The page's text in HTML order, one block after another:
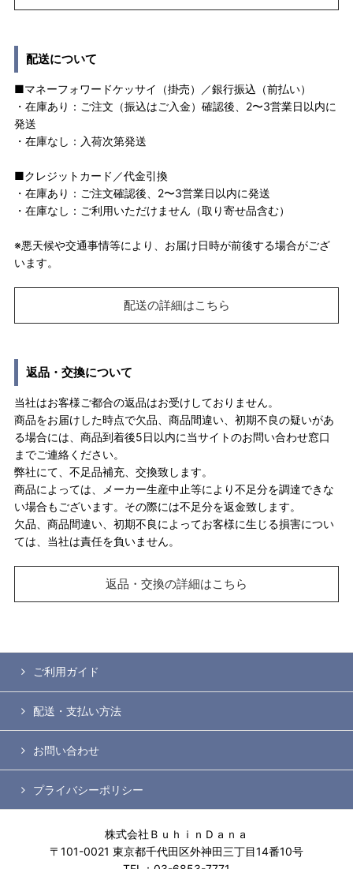
配送について
■マネーフォワードケッサイ（掛売）／銀行振込（前払い）
・在庫あり：ご注文（振込はご入金）確認後、2〜3営業日以内に
発送
・在庫なし：入荷次第発送
■クレジットカード／代金引換
・在庫あり：ご注文確認後、2〜3営業日以内に発送
・在庫なし：ご利用いただけません（取り寄せ品含む）
※悪天候や交通事情等により、お届け日時が前後する場合がござ
います。
配送の詳細はこちら
返品・交換について
当社はお客様ご都合の返品はお受けしておりません。
商品をお届けした時点で欠品、商品間違い、初期不良の疑いがあ
る場合には、商品到着後5日以内に当サイトのお問い合わせ窓口
までご連絡ください。
弊社にて、不足品補充、交換致します。
商品によっては、メーカー生産中止等により不足分を調達できな
い場合もございます。その際には不足分を返金致します。
欠品、商品間違い、初期不良によってお客様に生じる損害につい
ては、当社は責任を負いません。
返品・交換の詳細はこちら
ご利用ガイド
配送・支払い方法
お問い合わせ
プライバシーポリシー
株式会社ＢｕｈｉｎＤａｎａ
〒101-0021 東京都千代田区外神田三丁目14番10号